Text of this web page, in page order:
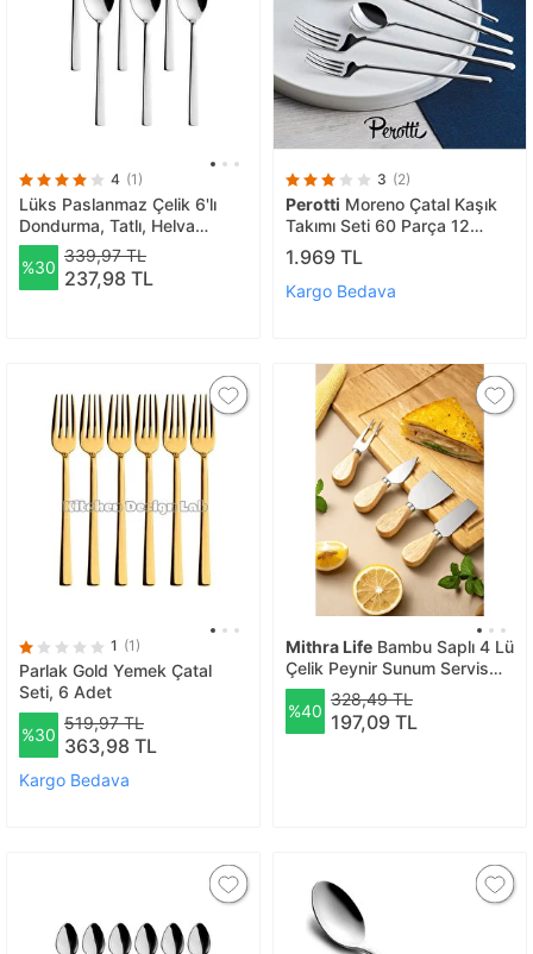
4 (1)
Lüks Paslanmaz Çelik 6'lı
Dondurma, Tatlı, Helva
Kaşığı, Gümüş Renk 6 Adet
%30
339,97 TL
237,98 TL
3 (2)
Perotti Moreno Çatal Kaşık
Takımı Seti 60 Parça 12
Kişilik
1.969 TL
Kargo Bedava
1 (1)
Parlak Gold Yemek Çatal
Seti, 6 Adet
%30
519,97 TL
363,98 TL
Kargo Bedava
Mithra Life Bambu Saplı 4 Lü
Çelik Peynir Sunum Servis
Bıçak Seti Mit1297
%40
328,49 TL
197,09 TL